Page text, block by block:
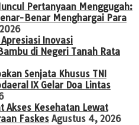
Pertanyaan Menggugah:
Benar Menghargai Para
Inovasi
di Negeri Tanah Rata
Senjata Khusus TNI
IX Gelar Doa Lintas
Akses Kesehatan Lewat
Faskes Agustus 4, 2026